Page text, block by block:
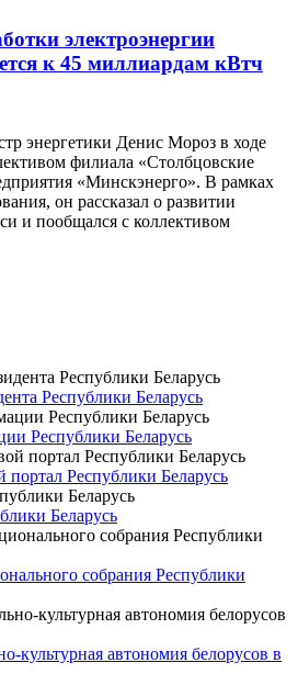
электроэнергии
к 45 миллиардам кВтч
энергетики Денис Мороз в ходе
филиала «Столбцовские
«Минскэнерго». В рамках
он рассказал о развитии
и пообщался с коллективом
Республики Беларусь
Республики Беларусь
Республики Беларусь
Беларусь
собрания Республики
культурная автономия белорусов в